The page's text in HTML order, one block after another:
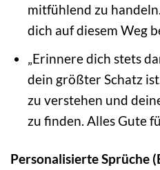
mitfühlend zu
dich auf diesem Weg
„Erinnere dich stets
dein größter Schatz
zu verstehen und
zu finden. Alles Gute
Personalisierte Sprüche